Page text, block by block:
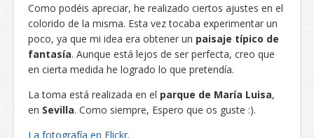
Como podéis apreciar, he realizado ciertos ajustes en el
colorido de la misma. Esta vez tocaba experimentar un
poco, ya que mi idea era obtener un paisaje típico de
fantasía. Aunque está lejos de ser perfecta, creo que
en cierta medida he logrado lo que pretendía.
La toma está realizada en el parque de María Luisa,
en Sevilla. Como siempre, Espero que os guste :).
La fotografía en Flickr.